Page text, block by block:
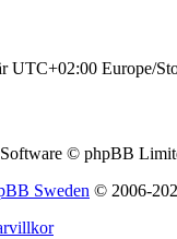
UTC+02:00 Europe/
© phpBB
Sweden © 2006-